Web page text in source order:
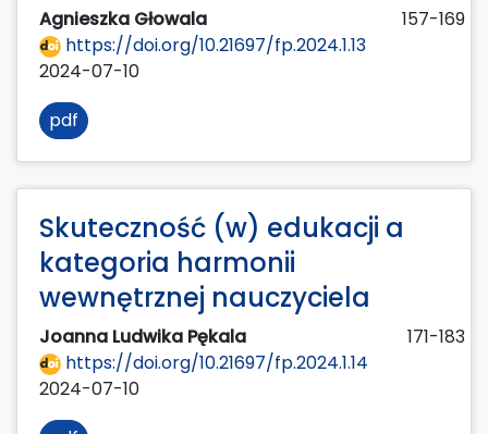
Agnieszka Głowala
157-169
https://doi.org/10.21697/fp.2024.1.13
2024-07-10
pdf
Skuteczność (w) edukacji a
kategoria harmonii
wewnętrznej nauczyciela
Joanna Ludwika Pękala
171-183
https://doi.org/10.21697/fp.2024.1.14
2024-07-10